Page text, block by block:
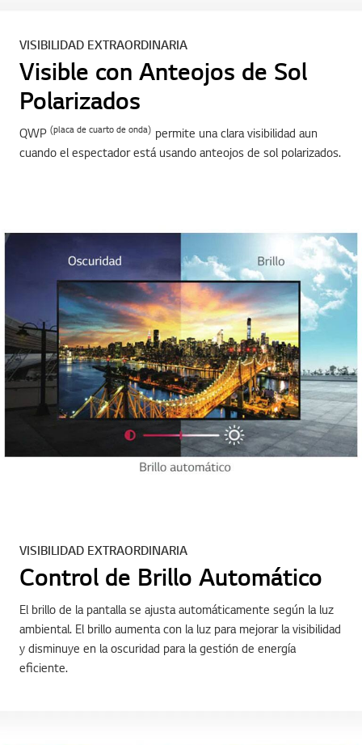
VISIBILIDAD EXTRAORDINARIA
Visible con Anteojos de Sol
Polarizados
QWP (placa de cuarto de onda) permite una clara visibilidad aun
cuando el espectador está usando anteojos de sol polarizados.
VISIBILIDAD EXTRAORDINARIA
Control de Brillo Automático
El brillo de la pantalla se ajusta automáticamente según la luz
ambiental. El brillo aumenta con la luz para mejorar la visibilidad
y disminuye en la oscuridad para la gestión de energía
eficiente.